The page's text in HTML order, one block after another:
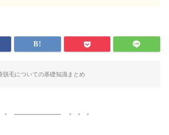
脱毛についての基礎知識まとめ